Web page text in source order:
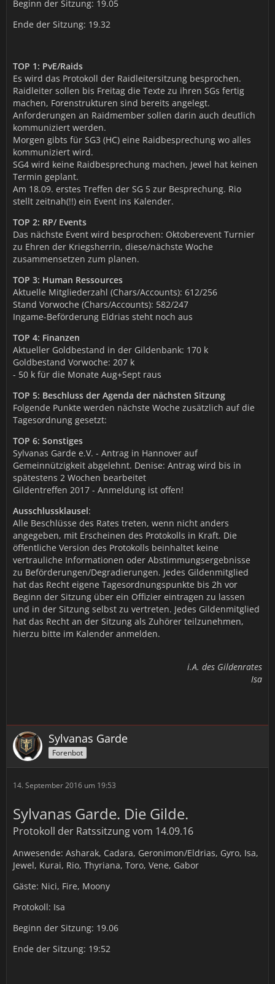
Beginn der Sitzung: 19.05
Ende der Sitzung: 19.32
TOP 1: PvE/Raids
Es wird das Protokoll der Raidleitersitzung besprochen.
Raidleiter sollen bis Freitag die Texte zu ihren SGs fertig
machen, Forenstrukturen sind bereits angelegt.
Anforderungen an Raidmember sollen darin auch deutlich
kommuniziert werden.
Morgen gibts für SG3 (HC) eine Raidbesprechung wo alles
kommuniziert wird.
SG4 wird keine Raidbesprechung machen, Jewel hat keinen
Termin geplant.
Am 18.09. erstes Treffen der SG 5 zur Besprechung. Rio
stellt zeitnah(!!) ein Event ins Kalender.
TOP 2: RP/ Events
Das nächste Event wird besprochen: Oktoberevent Turnier
zu Ehren der Kriegsherrin, diese/nächste Woche
zusammensetzen zum planen.
TOP 3: Human Ressources
Aktuelle Mitgliederzahl (Chars/Accounts): 612/256
Stand Vorwoche (Chars/Accounts): 582/247
Ingame-Beförderung Eldrias steht noch aus
TOP 4: Finanzen
Aktueller Goldbestand in der Gildenbank: 170 k
Goldbestand Vorwoche: 207 k
- 50 k für die Monate Aug+Sept raus
TOP 5: Beschluss der Agenda der nächsten Sitzung
Folgende Punkte werden nächste Woche zusätzlich auf die
Tagesordnung gesetzt:
TOP 6: Sonstiges
Sylvanas Garde e.V. - Antrag in Hannover auf
Gemeinnützigkeit abgelehnt. Denise: Antrag wird bis in
spätestens 2 Wochen bearbeitet
Gildentreffen 2017 - Anmeldung ist offen!
Ausschlussklausel:
Alle Beschlüsse des Rates treten, wenn nicht anders
angegeben, mit Erscheinen des Protokolls in Kraft. Die
öffentliche Version des Protokolls beinhaltet keine
vertrauliche Informationen oder Abstimmungsergebnisse
zu Beförderungen/Degradierungen. Jedes Gildenmitglied
hat das Recht eigene Tagesordnungspunkte bis 2h vor
Beginn der Sitzung über ein Offizier eintragen zu lassen
und in der Sitzung selbst zu vertreten. Jedes Gildenmitglied
hat das Recht an der Sitzung als Zuhörer teilzunehmen,
hierzu bitte im Kalender anmelden.
i.A. des Gildenrates
Isa
Sylvanas Garde
Forenbot
14. September 2016 um 19:53
Sylvanas Garde. Die Gilde.
Protokoll der Ratssitzung vom 14.09.16
Anwesende: Asharak, Cadara, Geronimon/Eldrias, Gyro, Isa,
Jewel, Kurai, Rio, Thyriana, Toro, Vene, Gabor
Gäste: Nici, Fire, Moony
Protokoll: Isa
Beginn der Sitzung: 19.06
Ende der Sitzung: 19:52